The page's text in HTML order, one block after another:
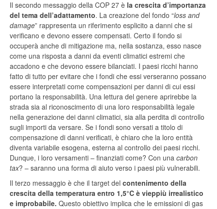
Il secondo messaggio della COP 27 è la crescita d’importanza
del tema dell’adattamento. La creazione del fondo “loss and
damage” rappresenta un riferimento esplicito a danni che si
verificano e devono essere compensati. Certo il fondo si
occuperà anche di mitigazione ma, nella sostanza, esso nasce
come una risposta a danni da eventi climatici estremi che
accadono e che devono essere bilanciati. I paesi ricchi hanno
fatto di tutto per evitare che i fondi che essi verseranno possano
essere interpretati come compensazioni per danni di cui essi
portano la responsabilità. Una lettura del genere aprirebbe la
strada sia al riconoscimento di una loro responsabilità legale
nella generazione dei danni climatici, sia alla perdita di controllo
sugli importi da versare. Se i fondi sono versati a titolo di
compensazione di danni verificati, è chiaro che la loro entità
diventa variabile esogena, esterna al controllo dei paesi ricchi.
Dunque, i loro versamenti – finanziati come? Con una carbon
tax? – saranno una forma di aiuto verso i paesi più vulnerabili.
Il terzo messaggio è che il target del contenimento della
crescita della temperatura entro 1,5°C è vieppiù irrealistico
e improbabile. Questo obiettivo implica che le emissioni di gas